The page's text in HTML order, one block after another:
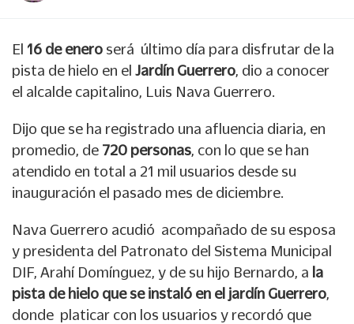
El 16 de enero será último día para disfrutar de la
pista de hielo en el Jardín Guerrero, dio a conocer
el alcalde capitalino, Luis Nava Guerrero.
Dijo que se ha registrado una afluencia diaria, en
promedio, de 720 personas, con lo que se han
atendido en total a 21 mil usuarios desde su
inauguración el pasado mes de diciembre.
Nava Guerrero acudió acompañado de su esposa
y presidenta del Patronato del Sistema Municipal
DIF, Arahí Domínguez, y de su hijo Bernardo, a la
pista de hielo que se instaló en el jardín Guerrero,
donde platicar con los usuarios y recordó que